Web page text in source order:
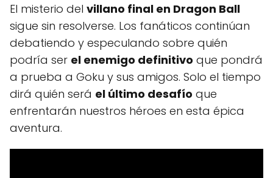
El misterio del villano final en Dragon Ball
sigue sin resolverse. Los fanáticos continúan
debatiendo y especulando sobre quién
podría ser el enemigo definitivo que pondrá
a prueba a Goku y sus amigos. Solo el tiempo
dirá quién será el último desafío que
enfrentarán nuestros héroes en esta épica
aventura.